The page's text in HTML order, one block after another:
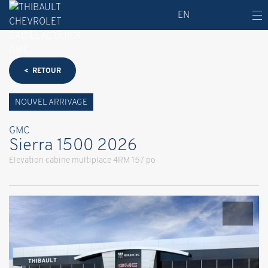
EN
< RETOUR
NOUVEL ARRIVAGE
GMC
Sierra 1500 2026
Elevation cabine multiplace 4RM 157 po